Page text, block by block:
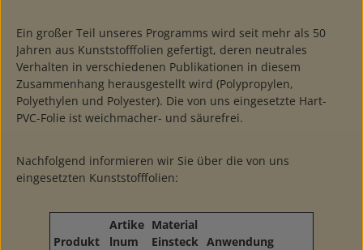
Ein großer Teil unseres Programms wird seit mehr als 50
Jahren aus Kunststofffolien gefertigt, deren neutrales
Verhalten in verschiedenen Publikationen in diesem
Zusammenhang herausgestellt wird (Polypropylen,
Polyethylen und Polyester). Die von uns eingesetzte Hart-
PVC-Folie ist weichmacher- und säurefrei.
Nachfolgend informieren wir Sie über die von uns
eingesetzten Kunststofffolien:
Produkt
Artike
lnum
Material
Einsteck Anwendung